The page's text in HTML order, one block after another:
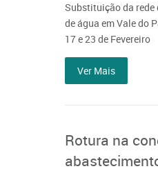
Substituição da rede
de água em Vale do
17 e 23 de Fevereiro
Ver Mais
Rotura na